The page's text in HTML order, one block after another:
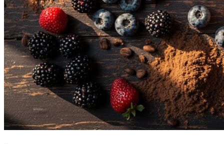
Frutas
Gorduras e Óleos
Leite e Derivados
Verduras, Hortaliças
Bula
X